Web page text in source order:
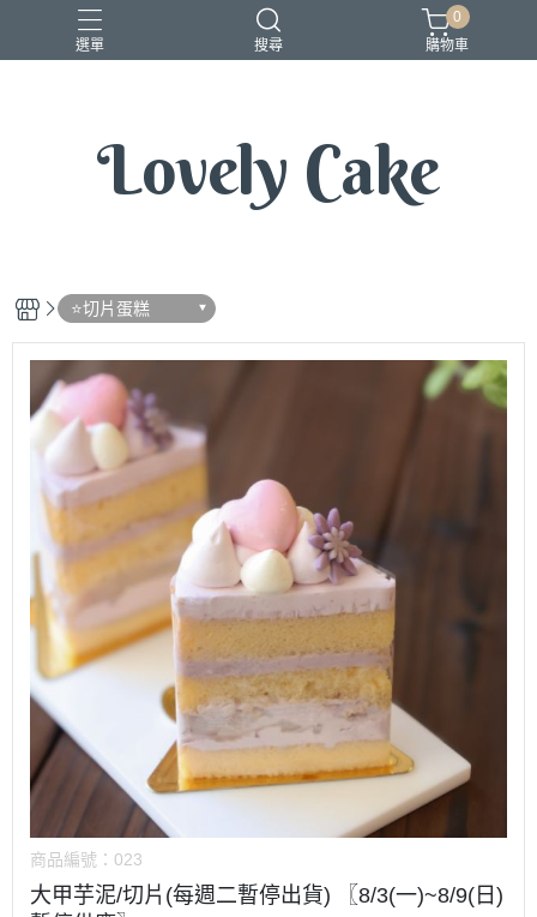
選單 搜尋
0
購物車
Lovely Cake
⭐️切片蛋糕
商品編號： 023
大甲芋泥/切片(每週二暫停出貨) 〖8/3(一)~8/9(日)